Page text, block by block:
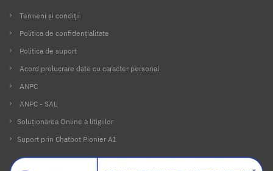
Termeni și condiții
Politica de confidențialitate
Politica de suport
Acord prelucrare date cu caracter personal
ANPC
ANPC - SAL
Soluționarea Online a litigiilor
Suport prin Chatbot Pionier AI